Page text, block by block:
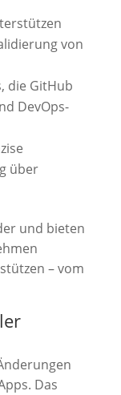
von
die GitHub
DevOps-
über
und bieten
– vom
Das